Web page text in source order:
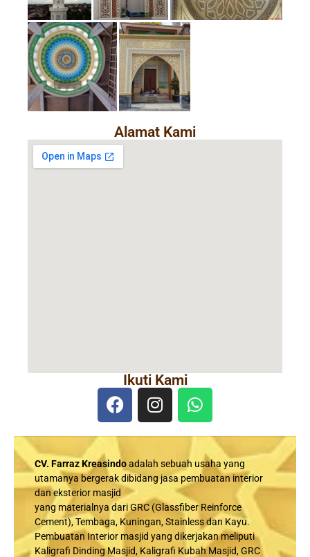
Alamat Kami
Ikuti Kami
CV. Farraz Kreasindoadalah sebuah usaha yang
utamanya bergerak dibidang jasa pembuatan interior
dan eksterior masjid
yang materialnya dari GRC (Glassfiber Reinforce
Cement), Tembaga, Kuningan, Stainless dan Kayu.
Pembuatan Interior masjid yang dikerjakan meliputi
Kaligrafi Dinding Masjid, Kaligrafi Kubah Masjid, GRC